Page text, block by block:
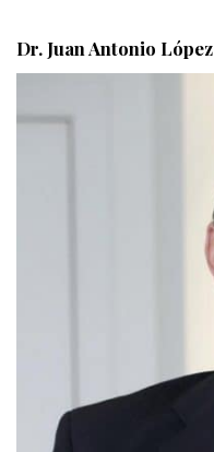
Dr. Juan Antonio López